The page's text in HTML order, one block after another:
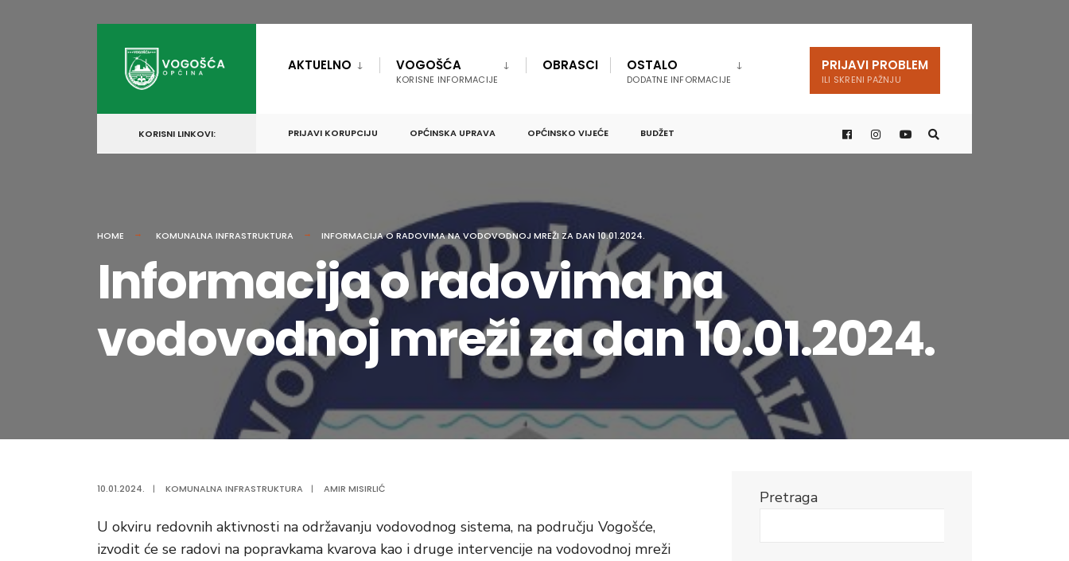
content
AKTUELNO VOGOŠĆA
KORISNE INFORMACIJE
OBRASCI OSTALO
DODATNE INFORMACIJE
PRIJAVI PROBLEM
ILI SKRENI PAŽNJU
KORISNI LINKOVI: PRIJAVI KORUPCIJU OPĆINSKA UPRAVA OPĆINSKO VIJEĆE BUDŽET
HOME KOMUNALNA INFRASTRUKTURA INFORMACIJA O RADOVIMA NA VODOVODNOJ MREŽI ZA DAN 10.01.2024.
Informacija o radovima na
vodovodnoj mreži za dan 10.01.2024.
10.01.2024. | KOMUNALNA INFRASTRUKTURA | AMIR MISIRLIĆ
U okviru redovnih aktivnosti na održavanju vodovodnog sistema, na području Vogošće,
izvodit će se radovi na popravkama kvarova kao i druge intervencije na vodovodnoj mreži
Pretraga